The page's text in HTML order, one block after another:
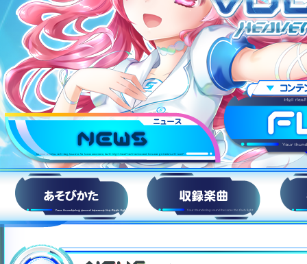
SOUND VOLTEX IV HEAVENLY
ニュース
HOW to PLAY 収録楽曲